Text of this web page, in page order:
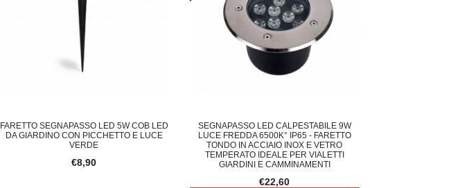
FARETTO SEGNAPASSO LED 5W COB LED
DA GIARDINO CON PICCHETTO E LUCE
VERDE
€8,90
SEGNAPASSO LED CALPESTABILE 9W
LUCE FREDDA 6500K° IP65 - FARETTO
TONDO IN ACCIAIO INOX E VETRO
TEMPERATO IDEALE PER VIALETTI
GIARDINI E CAMMINAMENTI
€22,60